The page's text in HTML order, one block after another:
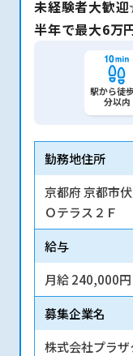
未経験者大歓
半年で最大6万
駅から徒
分以内
勤務地住所
京都府 京都市
Ｏテラス２Ｆ
給与
月給 240,000
募集企業名
株式会社プラザ